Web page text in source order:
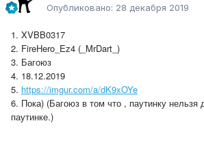
Опубликовано: 28 декабря 2019
1. XVBB0317
2. FireHero_Ez4 (_MrDart_)
3. Багоюз
4. 18.12.2019
5. https://imgur.com/a/dK9xOYe
6. Пока) (Багоюз в том что , паутинку нельзя
паутинке.)